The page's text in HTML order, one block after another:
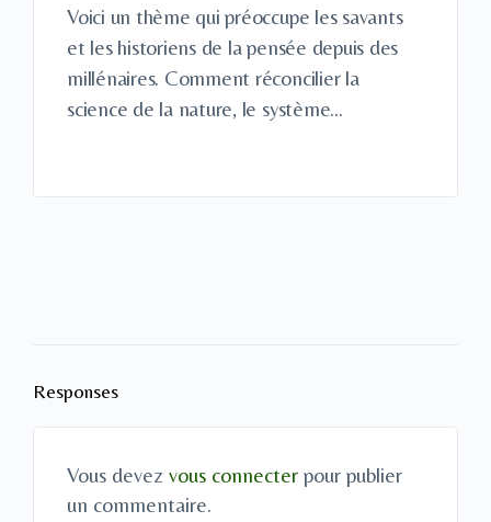
Voici un thème qui préoccupe les savants
et les historiens de la pensée depuis des
millénaires. Comment réconcilier la
science de la nature, le système…
Responses
Vous devez vous connecter pour publier
un commentaire.